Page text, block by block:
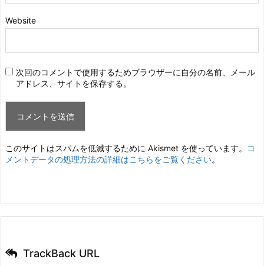
Website
次回のコメントで使用するためブラウザーに自分の名前、メール
アドレス、サイトを保存する。
このサイトはスパムを低減するために Akismet を使っています。
コ
メントデータの処理方法の詳細はこちらをご覧ください。
TrackBack URL